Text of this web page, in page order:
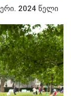
2024 წელი